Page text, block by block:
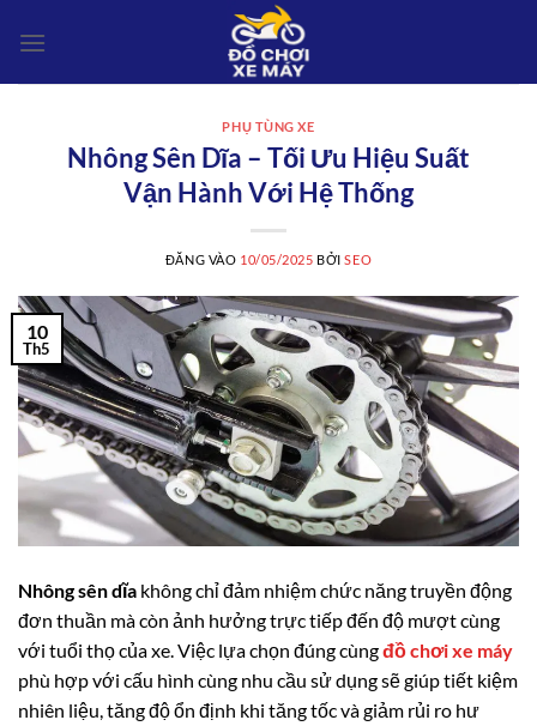
qua
PHỤ TÙNG XE
Nhông Sên Dĩa – Tối Ưu Hiệu Suất
Vận Hành Với Hệ Thống
ĐĂNG VÀO 10/05/2025 BỞISEO
10
Th5
Nhông sên dĩa không chỉ đảm nhiệm chức năng truyền động
đơn thuần mà còn ảnh hưởng trực tiếp đến độ mượt cùng
với tuổi thọ của xe. Việc lựa chọn đúng cùngđồ chơi xe máy
phù hợp với cấu hình cùng nhu cầu sử dụng sẽ giúp tiết kiệm
nhiên liệu, tăng độ ổn định khi tăng tốc và giảm rủi ro hư